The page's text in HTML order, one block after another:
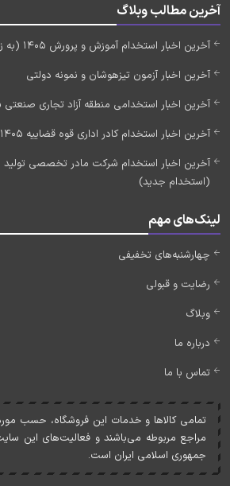
آخرین مطالب وبلاگ
آخرین اخبار استخدام آموزش و پرورش 1405 (به زودی)
آخرین اخبار آزمون تیزهوشان و نمونه دولتی
آخرین اخبار استخدامی منطقه آزاد تجاری صنعتی 1405
آخرین اخبار استخدام کادر اداری قوه قضاییه 1405 (به زودی)
(استخدام جدید)
لینک‌های مهم
چهارشنبه‌های تخفیفی
رضایت و قبولی
وبلاگ
درباره ما
تماس با ما
تمامی کالاها و خدمات اين فروشگاه، حسب
مراجع مربوطه می‌باشند و فعاليت‌های اين
جمهوری اسلامی ايران است.